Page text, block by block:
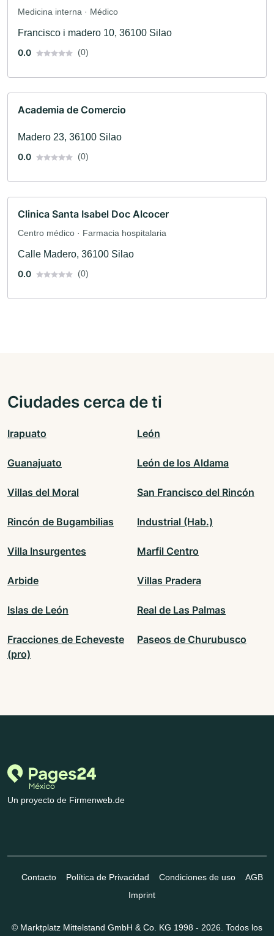
Medicina interna · Médico
Francisco i madero 10, 36100 Silao
0.0
(0)
Academia de Comercio
Madero 23, 36100 Silao
0.0
(0)
Clinica Santa Isabel Doc Alcocer
Centro médico · Farmacia hospitalaria
Calle Madero, 36100 Silao
0.0
(0)
Ciudades cerca de ti
Irapuato León
Guanajuato León de los Aldama
Villas del Moral San Francisco del Rincón
Rincón de Bugambilias Industrial (Hab.)
Villa Insurgentes Marfil Centro
Arbide Villas Pradera
Islas de León Real de Las Palmas
Fracciones de Echeveste
(pro)
Paseos de Churubusco
Un proyecto de Firmenweb.de
Contacto Política de Privacidad Condiciones de uso
AGB
Imprint
© Marktplatz Mittelstand GmbH & Co. KG 1998 - 2026. Todos los